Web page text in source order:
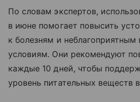
По словам экспертов,
в июне помогает повысить
к болезням и неблагоприятным
условиям. Они рекомендуют
каждые 10 дней, чтобы
уровень питательных веществ